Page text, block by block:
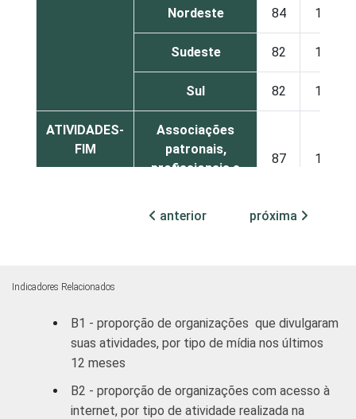
Nordeste 84 15
Sudeste 82 16
Sul 82 16
ATIVIDADES-
FIM
Associações
patronais,
profissionais e
87 13
direitos
Outros 86 13
anterior próxima
Indicadores Relacionados
B1 - proporção de organizações que divulgaram
suas atividades, por tipo de mídia nos últimos
12 meses
B2 - proporção de organizações com acesso à
internet, por tipo de atividade realizada na